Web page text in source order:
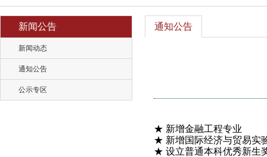
新闻公告
新闻动态
通知公告
公示专区
通知公告
★ 新增金融工程专业
★ 新增国际经济与贸易实
★ 设立普通本科优秀新生